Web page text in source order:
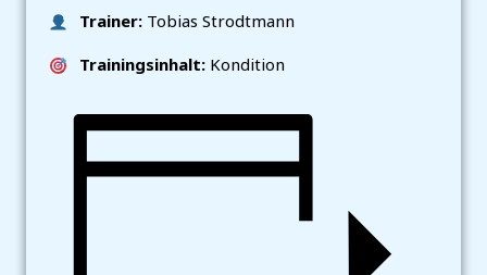
Trainer: Tobias Strodtmann
Trainingsinhalt: Kondition